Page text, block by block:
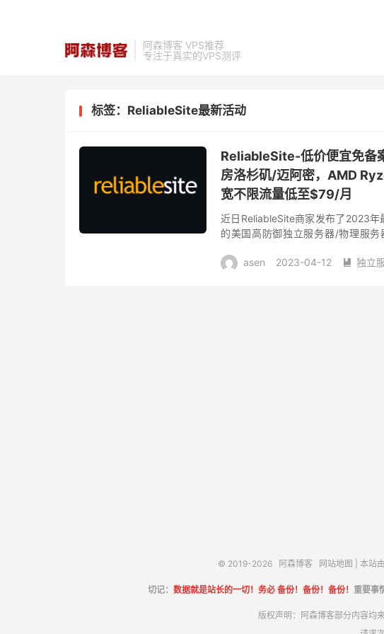
阿森博客 VPS推荐
专注于真实的VPS测评
标签：ReliableSite最新活动
ReliableSite-低价便宜免备
房洛杉矶/迈阿密，AMD
宽不限流量低至$79/月
近日ReliableSite商家发布了2023
的美国高防御独立服务器/物理服务
asen 2023-04-12  独立
© 2019-2026 阿森博客 网站地图 | 本站由
切记： 数据就是站长的一切！务必 备份！备份！备份！ 重要事
版权声明：阿森博客部分内容均